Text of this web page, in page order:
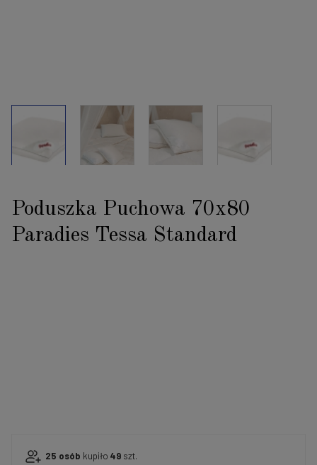
Poduszka Puchowa 70x80
Paradies Tessa Standard
25 osób kupiło 49 szt.